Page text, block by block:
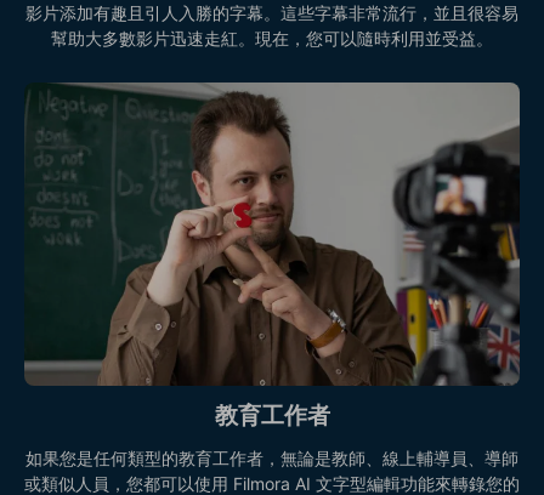
影片添加有趣且引人入勝的字幕。這些字幕非常流行，並且很容易
幫助大多數影片迅速走紅。現在，您可以隨時利用並受益。
教育工作者
如果您是任何類型的教育工作者，無論是教師、線上輔導員、導師
或類似人員，您都可以使用 Filmora AI 文字型編輯功能來轉錄您的